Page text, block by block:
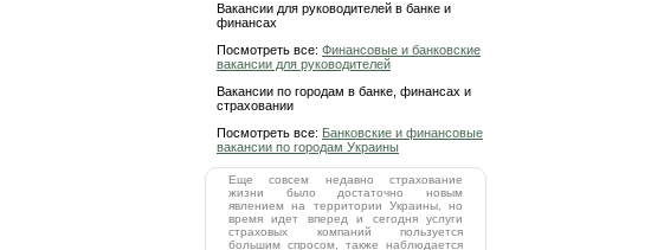
Вакансии для руководителей в банке и
финансах
Посмотреть все: Финансовые и банковские
вакансии для руководителей
Вакансии по городам в банке, финансах и
страховании
Посмотреть все: Банковские и финансовые
вакансии по городам Украины
Еще совсем недавно страхование
жизни было достаточно новым
явлением на территории Украины, но
время идет вперед и сегодня услуги
страховых компаний пользуется
большим спросом, также наблюдается